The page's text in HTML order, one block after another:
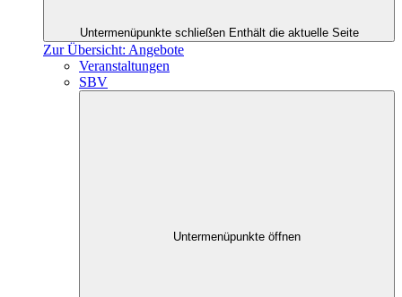
Untermenüpunkte schließen Enthält die aktuelle Seite
Zur Übersicht: Angebote
Veranstaltungen
SBV
Untermenüpunkte öffnen